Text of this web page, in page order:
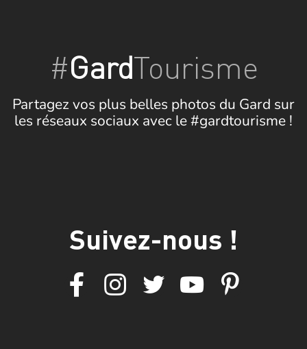
#GardTourisme
Partagez vos plus belles photos du Gard sur
les réseaux sociaux avec le #gardtourisme !
Suivez-nous !